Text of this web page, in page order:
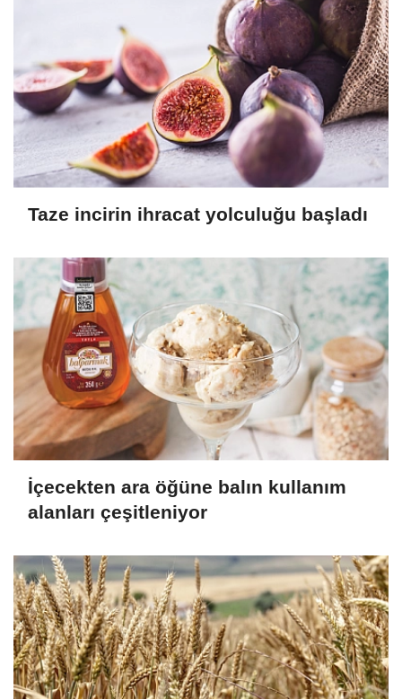
Taze incirin ihracat yolculuğu başladı
İçecekten ara öğüne balın kullanım
alanları çeşitleniyor